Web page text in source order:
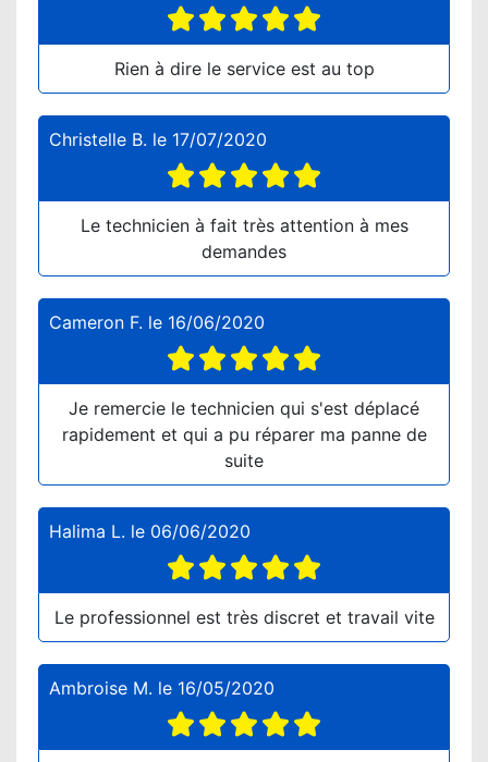
Rien à dire le service est au top
Christelle B. le 17/07/2020
Le technicien à fait très attention à mes
demandes
Cameron F. le 16/06/2020
Je remercie le technicien qui s'est déplacé
rapidement et qui a pu réparer ma panne de
suite
Halima L. le 06/06/2020
Le professionnel est très discret et travail vite
Ambroise M. le 16/05/2020